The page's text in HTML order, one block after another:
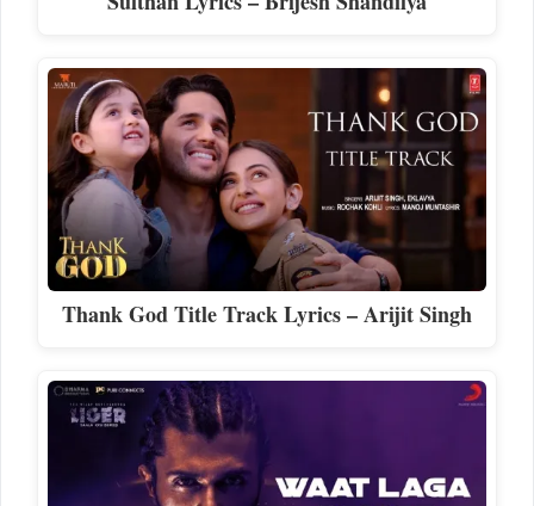
Thank God Title Track Lyrics – Arijit Singh